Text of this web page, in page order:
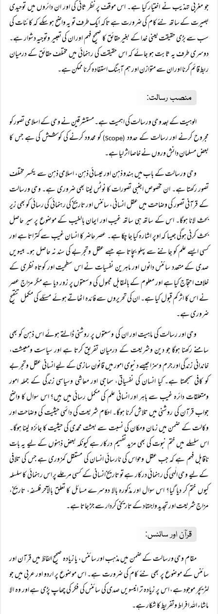
جو مغربی تہذیب نے اختیار کیا ہے۔ اس موقف پر نظر ثانی کی اور ان دائروں میں توحیدی
بصیرت کے ساتھ نئے کام کی ضرورت ہے تاکہ ایک طرف تو یہ واضح ہو سکے کہ کائنات کی
سب سے بڑی حقیقت یعنی خدا کے بغیر حقائق کا صحیح فہم اور ان کی تعبیر وتوجیہ دشوار ہے۔
دوسری طرف یہ ثابت ہو جائے کہ اس حقیقت کی رہنمائی میں مختلف حقائق کے درمیان
ربط قائم کرنا اور ان سے متوازن اور ہم آہنگ استفادہ کرنا ممکن ہے۔
منصب رسالت:
الوہیت کے بعد وحی ورسالت کی اہمیت ہے۔ مستشرقین نے وحی کے اسلامی تصور کو
مجروح کرنے اور رسالت کے حدود(Scope)
کو محدود کرنے کی کوشش کی ہے جس کا
بعض مسلمان دانش وروں نے خاصا اثر لیا ہے۔
وحی ورسالت کے باب میں ہندو ذہن اور عیسائی ذہن، اسلامی ذہن سے یکسر مختلف
تصور رکھتا ہے۔ ان مخصوص اجنبی تصورات کا نوٹس لینا بھی ضروری ہے۔ وحی ورسالت
کے قرآنی تصور کی وضاحت میں عقل انسانی، سائنس اور تاریخ کی رہنمائی کی رسائی کو بھی زیر
بحث لانا ہوگا۔ اس کے ساتھ ہی ساتھ غیب اور ایمان بالغیب کے موضوع پر سیر حاصل
بحث کرنی ہوگی جیسا کہ اوپر اشارہ کیا جا چکا ہے۔ عصر حاضر کا انسان غیب سے کتراتا ہے اور
کسی ایسے علم کو جاننے سے پہلو بچاتا ہے جسے عقل وتجربے کی سند نہ حاصل ہو۔ بیسویں
صدی کے متعدد سائنس دانوں اور ماہرین نفسیات نے اس سطحیت اور کوتاہ نظری کے
خلاف احتجاج کیا ہے اور معلوم کے بالمقابل مجہول کی وسعتوں پر زور دیا ہے مگر مزاج عصر
نے اس کا اثر کم قبول کیا ہے۔ ان کی تحریروں سے فائدہ اٹھاتے ہوئے مسئلے کی مکمل تنقیح
ضروری ہے۔
وحی اور رسالت کی ماہیت اور ان کی وسعتوں پر روشنی ڈالتے ہوئے اس ذہن کو بھی
سامنے رکھنا ہوگا جو دین وشریعت کے درمیان تفریق کرتا ہے اور سیاست ومعیشت،
خاندانی زندگی اور جرم وسزا جیسے دنیوی امور میں قانون سازی کے لیے انسانی عقل وتجربے
کو کافی سمجھتا ہے۔ کیا انسان کی نفسیاتی، سماجی اور معاشی وسیاسی زندگی کے جملہ امور
ومتعلقات دائرہ غیب سے باہر اور انسانی علم کی مکمل رسائی میں ہیں؟ اس سوال کا واضح
جواب قرآن کی روشنی میں تلاش کرنا ہوگا۔ احکام شریعت کی دائمی حیثیت کی وضاحت اور
وکالت کے ضمن میں زمان ومکان کی نسبت سے بعثت محمدی کی حیثیت کا جائزہ لینا ہوگا۔
اس سلسلے میں ختم نبوت کی بھی مزید تفہیم درکار ہے کیونکہ بعض ذہنوں کے لیے یہ بات
ناقابل فہم ہے کہ جب عقل وحواس کی نارسائی انسان کی مستقل کمزوری ہے جس کی تلافی
کے لیے وحی الٰہی کی رہنمائی درکار ہے تو تاریخ انسانی کے کسی مرحلے پر اس رہنمائی کا سلسلہ
کیوں ختم کر دیا گیا؟ اس سوال اور مذکورہ بالا دوسرے مسائل کا تعلق بالآخر فلسفہ، تاریخ،
مزاج شریعت اور تجدید واجتہاد کے تاریخی کردار سے جڑ جاتا ہے۔
قرآن اور سائنس:
مقام وحی ورسالت کے ضمن میں مذہب اور سائنس، یا زیادہ صحیح الفاظ میں قرآن اور
سائنس کے موضوع پر بھی نئے کام کی ضرورت ہے۔ اس موضوع پر اردو اور عربی میں جو
لٹریچر موجود ہے، اس پر زیادہ تر انیسویں صدی کی سائنس کی فکر کی چھاپ پڑی ہے اور وہ الا
ماشاء اللہ افراط وتفریط کا شکار ہے۔